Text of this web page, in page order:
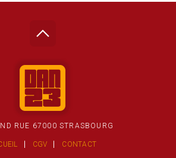
RUE 67000 STRASBOURG
CGV CONTACT